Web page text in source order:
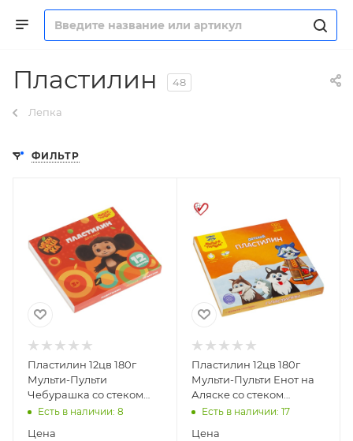
Пластилин 48
Лепка
ФИЛЬТР
Пластилин 12цв 180г
Мульти-Пульти
Чебурашка со стеком
ДПЧБ_53011
Есть в наличии: 8
Цена
Пластилин 12цв 180г
Мульти-Пульти Енот на
Аляске со стеком
ДП_10235
Есть в наличии: 17
Цена